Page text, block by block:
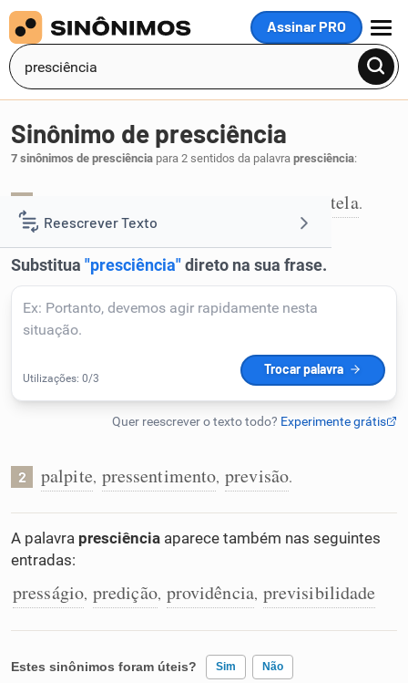
Assinar PRO
MENU
Reescrever Texto
Resumir Texto
Corrigir Texto
Detector de IA
Humanizador de IA
Cata-letras
Caça-palavras
Sinônimo de presciência
7 sinônimos de presciência para 2 sentidos da palavra presciência:
cautela.
2 palpite, pressentimento, previsão.
A palavra presciência aparece também nas seguintes
entradas:
presságio, predição, providência, previsibilidade
Estes sinônimos foram úteis? Sim Não